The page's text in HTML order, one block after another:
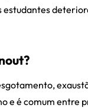
estudantes
e é comum entre